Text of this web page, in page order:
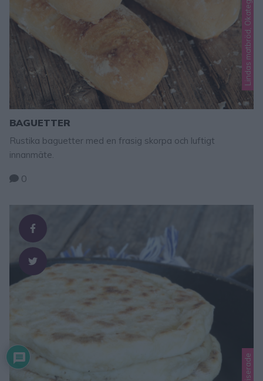
Lindas matbröd, Okategoriserade
BAGUETTER
Rustika baguetter med en frasig skorpa och luftigt
innanmäte.
0